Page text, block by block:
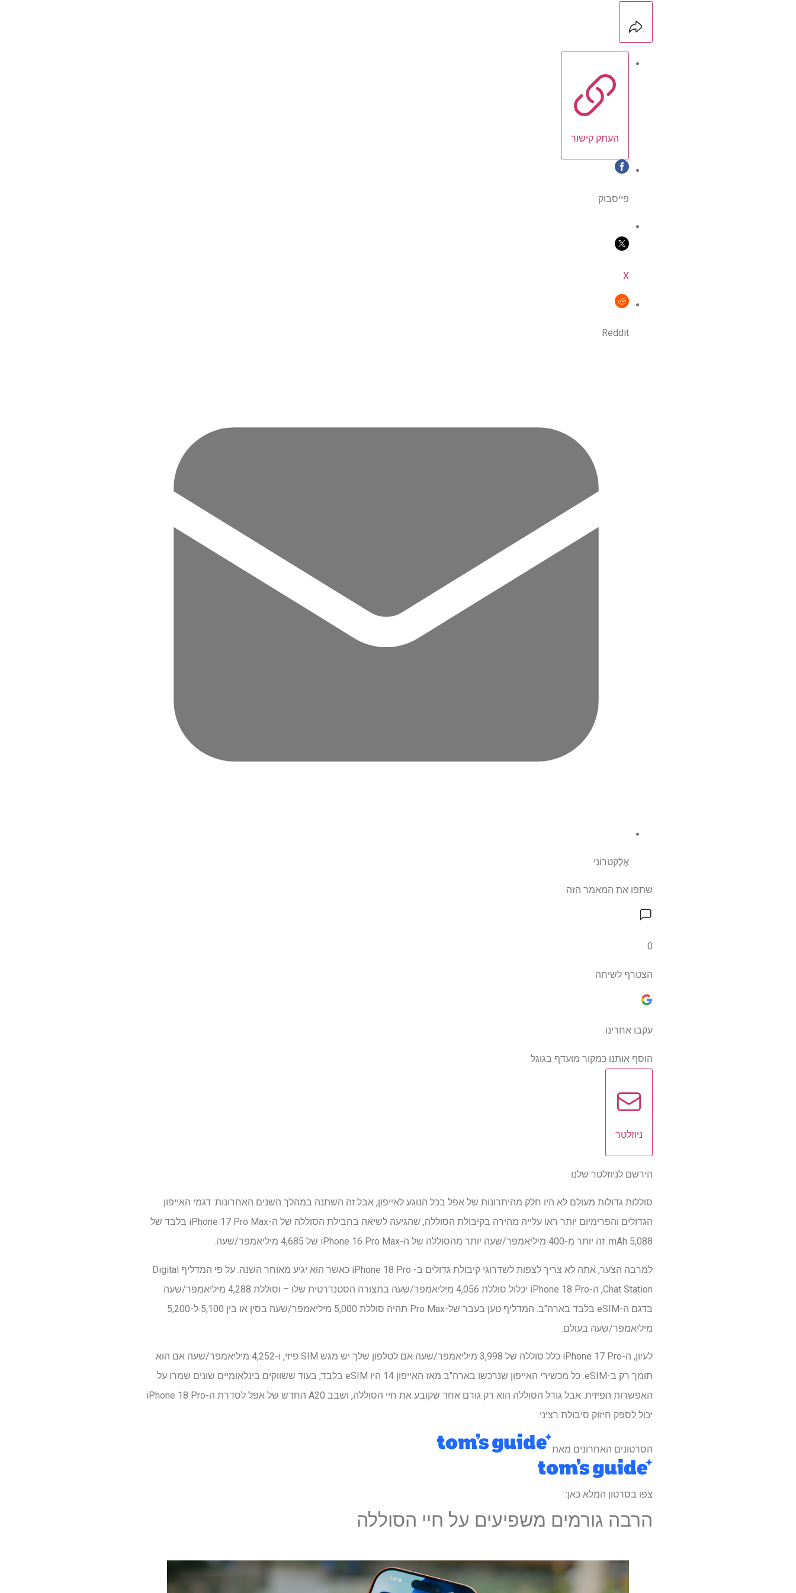
העתק קישור
פייסבוק
X
Reddit
אֶלֶקטרוֹנִי
שתפו את המאמר הזה
0
הצטרף לשיחה
עקבו אחרינו
הוסף אותנו כמקור מועדף בגוגל
ניוזלטר
הירשם לניוזלטר שלנו
סוללות גדולות מעולם לא היו חלק מהיתרונות של אפל בכל הנוגע לאייפון, אבל זה השתנה במהלך השנים האחרונות. דגמי האייפון
הגדולים והפרימיום יותר ראו עלייה מהירה בקיבולת הסוללה, שהגיעה לשיאה בחבילת הסוללה של ה-iPhone 17 Pro Max בלבד של
5,088 mAh. זה יותר מ-400 מיליאמפר/שעה יותר מהסוללה של ה-iPhone 16 Pro Max של 4,685 מיליאמפר/שעה.
למרבה הצער, אתה לא צריך לצפות לשדרוגי קיבולת גדולים ב- iPhone 18 Pro כאשר הוא יגיע מאוחר השנה. על פי המדליף Digital
Chat Station, ה-iPhone 18 Pro יכלול סוללת 4,056 מיליאמפר/שעה בתצורה הסטנדרטית שלו – וסוללת 4,288 מיליאמפר/שעה
בדגם ה-eSIM בלבד בארה"ב. המדליף טען בעבר של-Pro Max תהיה סוללת 5,000 מיליאמפר/שעה בסין או בין 5,100 ל-5,200
מיליאמפר/שעה בעולם.
לעיון, ה-iPhone 17 Pro כלל סוללה של 3,998 מיליאמפר/שעה אם לטלפון שלך יש מגש SIM פיזי, ו-4,252 מיליאמפר/שעה אם הוא
תומך רק ב-eSIM. כל מכשירי האייפון שנרכשו בארה"ב מאז האייפון 14 היו eSIM בלבד, בעוד ששווקים בינלאומיים שונים שמרו על
האפשרות הפיזית. אבל גודל הסוללה הוא רק גורם אחד שקובע את חיי הסוללה, ושבב A20 החדש של אפל לסדרת ה-iPhone 18 Pro
יכול לספק חיזוק סיבולת רציני.
הסרטונים האחרונים מאת
צפו בסרטון המלא כאן:
הרבה גורמים משפיעים על חיי הסוללה